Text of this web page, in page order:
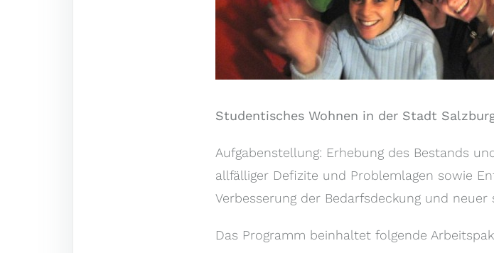
Studentisches Wohnen in der Stadt
Aufgabenstellung: Erhebung des Bestands
allfälliger Defizite und Problemlagen sowie
Verbesserung der Bedarfsdeckung und
Das Programm beinhaltet folgende